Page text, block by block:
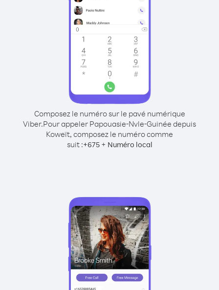
Composez le numéro sur le pavé numérique
Viber.Pour appeler Papouasie-Nvle-Guinée depuis
Koweït, composez le numéro comme
suit :+675+ Numéro local